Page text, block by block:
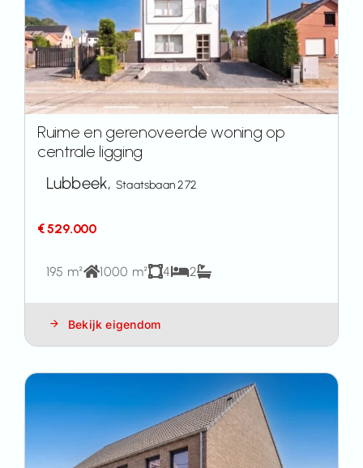
Ruime en gerenoveerde woning op
centrale ligging
Lubbeek, Staatsbaan 272
€ 529.000
195 m² 1000 m² 4 2
Bekijk eigendom